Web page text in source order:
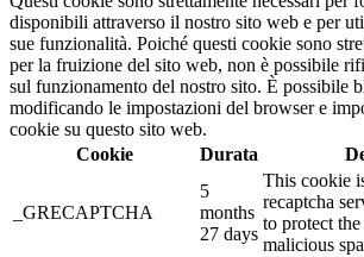
disponibili attraverso il nostro sito web e per
sue funzionalità. Poiché questi cookie sono
per la fruizione del sito web, non è possibile
sul funzionamento del nostro sito. È possibile
modificando le impostazioni del browser e
cookie su questo sito web.
Cookie
Durata
_GRECAPTCHA
5
months
27 days
This cookie
recaptcha
to protect
malicious